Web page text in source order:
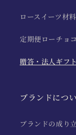
ロースイーツ材
定期便ローチョ
贈答・法人ギフト
ブランドにつ
ブランドの成り